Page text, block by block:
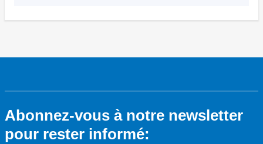
Abonnez-vous à notre newsletter
pour rester informé: